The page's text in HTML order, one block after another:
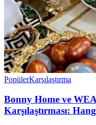
PopülerKarşılaştırma
Bonny Home ve
Karşılaştırması: